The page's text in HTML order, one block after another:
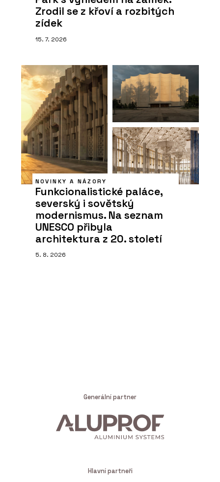
Zrodil se z křoví a rozbitých
zídek
15. 7. 2026
NOVINKY A NÁZORY
Funkcionalistické paláce,
severský i sovětský
modernismus. Na seznam
UNESCO přibyla
architektura z 20. století
5. 8. 2026
Generální partner
Hlavní partneři